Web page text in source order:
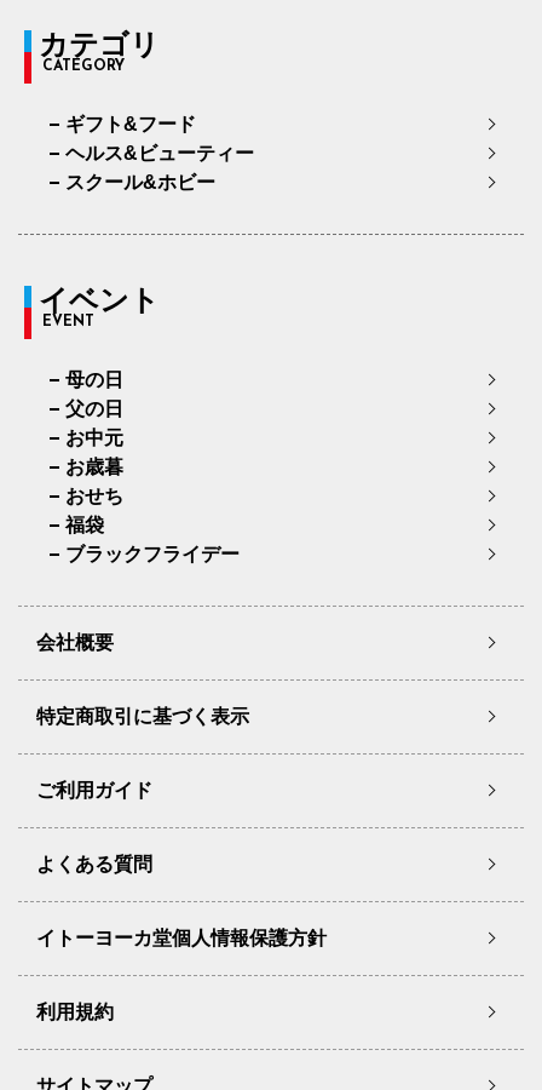
カテゴリ
CATEGORY
ギフト&フード
ヘルス&ビューティー
スクール&ホビー
イベント
EVENT
母の日
父の日
お中元
お歳暮
おせち
福袋
ブラックフライデー
会社概要
特定商取引に基づく表示
ご利用ガイド
よくある質問
イトーヨーカ堂個人情報保護方針
利用規約
サイトマップ